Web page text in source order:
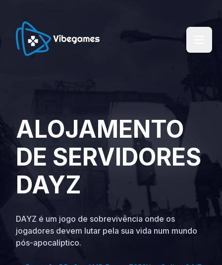
ALOJAMENTO
DE SERVIDORES
DAYZ
DAYZ é um jogo de sobrevivência onde os
jogadores devem lutar pela sua vida num mundo
pós-apocalíptico.